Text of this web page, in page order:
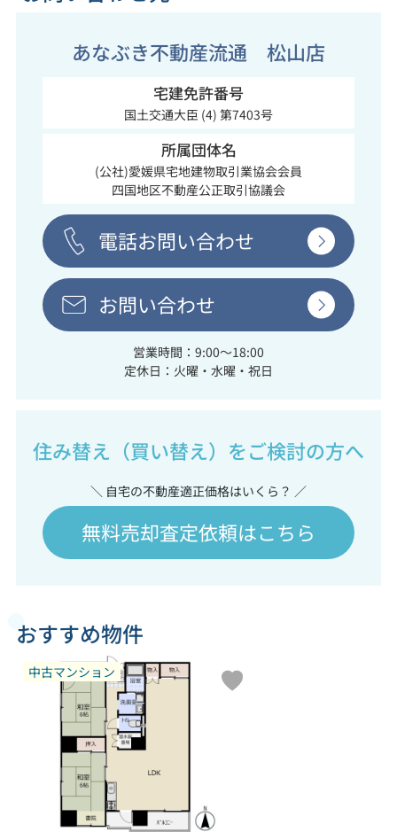
あなぶき不動産流通 松山店
宅建免許番号
国土交通大臣 (4) 第7403号
所属団体名
(公社)愛媛県宅地建物取引業協会会員
四国地区不動産公正取引協議会
電話お問い合わせ
お問い合わせ
営業時間：9:00～18:00
定休日：火曜・水曜・祝日
住み替え（買い替え）をご検討の方へ
＼ 自宅の不動産適正価格はいくら？ ／
無料売却査定依頼はこちら
おすすめ物件
中古マンション